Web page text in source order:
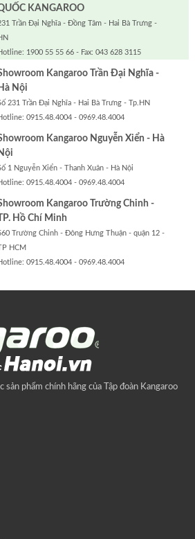
KANGAROO
Trần Đại Nghĩa - Đồng Tâm - Hai Bà Trưng -
1900 55 55 66 - Fax: 043 628 3115
Kangaroo Trần Đại Nghĩa -
Hà Nội
231 Trần Đại Nghĩa - Hai Bà Trưng - Tp.HN
0915.48.4004 - 0969.48.4004
Kangaroo Nguyễn Xiển - Hà
1 Nguyễn Xiển - Thanh Xuân - Hà Nội
0915.48.4004 - 0969.48.4004
Kangaroo Trường Chinh -
TP. Hồ Chí Minh
Trường Chinh - Đông Hưng Thuận - quận 12 -
HCM
0915.48.4004 - 0969.48.4004
sản phẩm chính hãng của Tập đoàn Kangaroo